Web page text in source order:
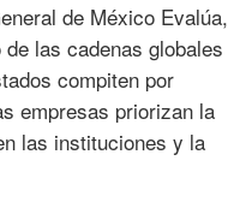
de México Evalúa,
las cadenas globales
compiten por
empresas priorizan la
las instituciones y la